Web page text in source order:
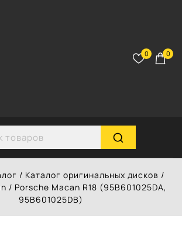
0 0
/ Каталог оригинальных дисков /
/ Porsche Macan R18 (95B601025DA,
95B601025DB)